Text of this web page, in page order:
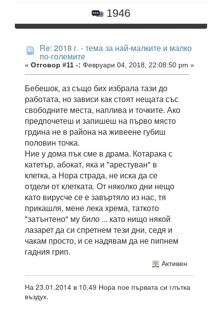
1946
Re: 2018 г. - тема за най-малките и малко
по-големите
« Отговор #11 -: Февруари 04, 2018, 22:08:50 pm »
Бебешок, аз също бих избрала тази до
работата, но зависи как стоят нещата със
свободните места, наплива и точките. Ако
предпочетеш и запишеш на първо място
грдина не в района на живеене губиш
половин точка.
Ние у дома пък сме в драма. Котарака с
катетър, абокат, яка и "арестуван" в
клетка, а Нора страда, не иска да се
отдели от клетката. От няколко дни нещо
като вирусче се е завъртяло из нас, тя
прикашля, мене лека хрема, таткото
"затънтено" му било ... като нищо някой
лазарет да си спретнем тези дни, седя и
чакам просто, и се надявам да не пипнем
гадния грип.
Активен
На 23.01.2014 в 10,49 Нора пое първата си глътка
въздух.